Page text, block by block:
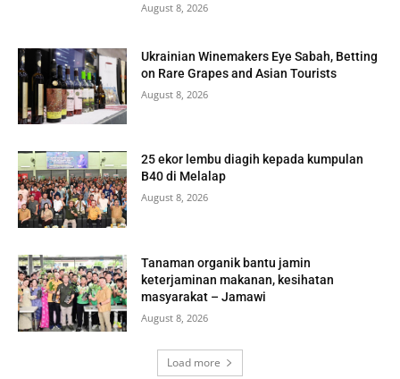
August 8, 2026
Ukrainian Winemakers Eye Sabah, Betting
on Rare Grapes and Asian Tourists
August 8, 2026
25 ekor lembu diagih kepada kumpulan
B40 di Melalap
August 8, 2026
Tanaman organik bantu jamin
keterjaminan makanan, kesihatan
masyarakat – Jamawi
August 8, 2026
Load more